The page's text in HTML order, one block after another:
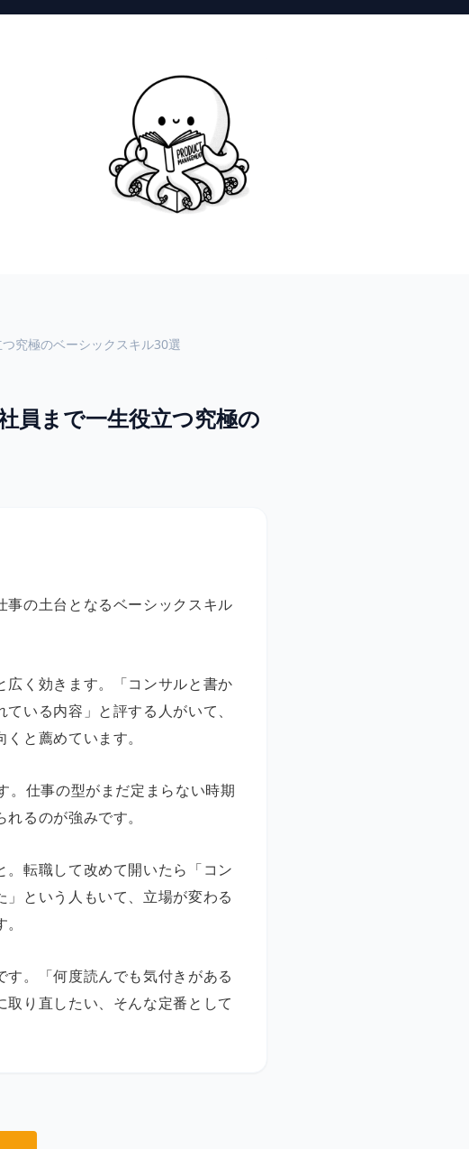
究極のベーシックスキル30選
員まで一生役立つ究極の
事の土台となるベーシックスキル
く効きます。「コンサルと書か
いる内容」と評する人がいて、
くと薦めています。
。仕事の型がまだ定まらない時期
るのが強みです。
転職して改めて開いたら「コン
という人もいて、立場が変わる
す。「何度読んでも気付きがある
り直したい、そんな定番として